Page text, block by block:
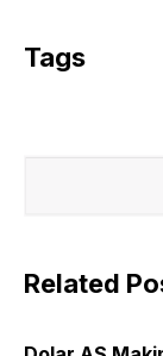
Tags
Related